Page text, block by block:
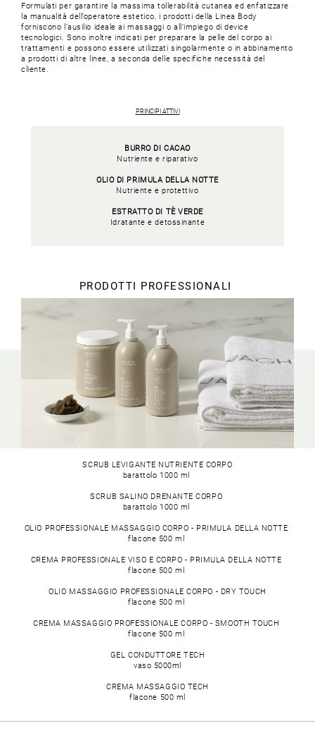
Formulati per garantire la massima tollerabilità cutanea ed enfatizzare
la manualità dell’operatore estetico, i prodotti della Linea Body
forniscono l’ausilio ideale ai massaggi o all’impiego di device
tecnologici. Sono inoltre indicati per preparare la pelle del corpo ai
trattamenti e possono essere utilizzati singolarmente o in abbinamento
a prodotti di altre linee, a seconda delle specifiche necessità del
cliente.
PRINCIPI ATTIVI
BURRO DI CACAO
Nutriente e riparativo
OLIO DI PRIMULA DELLA NOTTE
Nutriente e protettivo
ESTRATTO DI TÈ VERDE
Idratante e detossinante
PRODOTTI PROFESSIONALI
SCRUB LEVIGANTE NUTRIENTE CORPO
barattolo 1000 ml
SCRUB SALINO DRENANTE CORPO
barattolo 1000 ml
OLIO PROFESSIONALE MASSAGGIO CORPO - PRIMULA DELLA NOTTE
flacone 500 ml
CREMA PROFESSIONALE VISO E CORPO - PRIMULA DELLA NOTTE
flacone 500 ml
OLIO MASSAGGIO PROFESSIONALE CORPO - DRY TOUCH
flacone 500 ml
CREMA MASSAGGIO PROFESSIONALE CORPO - SMOOTH TOUCH
flacone 500 ml
GEL CONDUTTORE TECH
vaso 5000ml
CREMA MASSAGGIO TECH
flacone 500 ml